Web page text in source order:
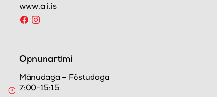
www.ali.is
Opnunartími
Mánudaga – Föstudaga
7:00-15:15